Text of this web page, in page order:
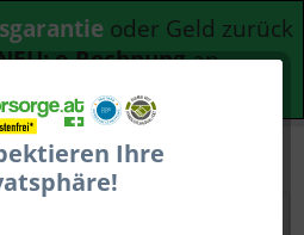
oder Geld zurück
e-Rechnungan
Ihre